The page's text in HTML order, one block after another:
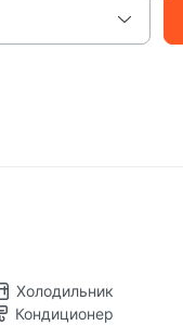
Холодильник
Кондиционер